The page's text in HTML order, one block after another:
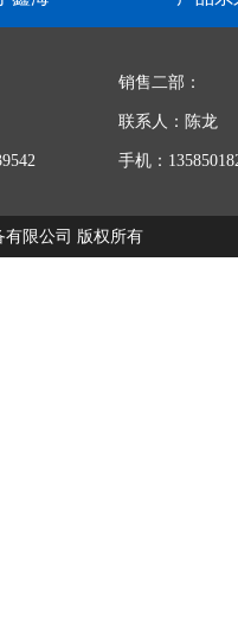
销售二部：
联系人：陈龙
手机：
有限公司 版权所有